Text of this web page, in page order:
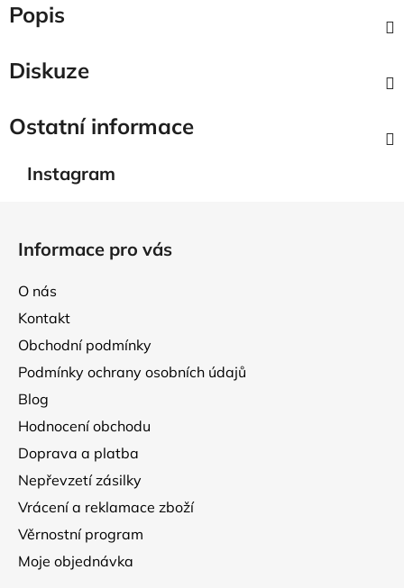
Popis
Diskuze
Ostatní informace
Instagram
Informace pro vás
O nás
Kontakt
Obchodní podmínky
Podmínky ochrany osobních údajů
Blog
Hodnocení obchodu
Doprava a platba
Nepřevzetí zásilky
Vrácení a reklamace zboží
Věrnostní program
Moje objednávka